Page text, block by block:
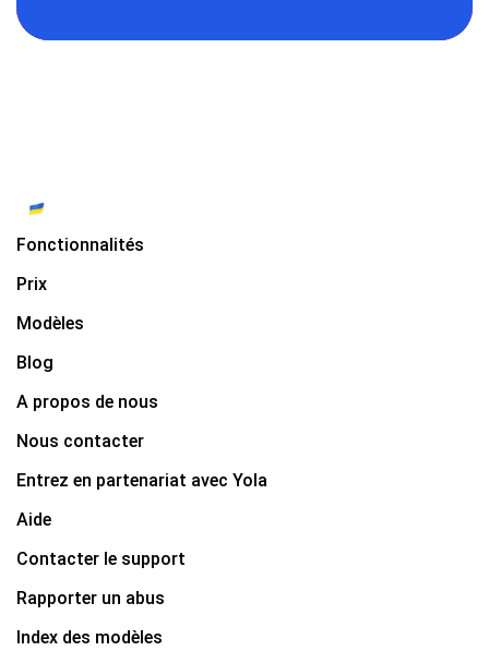
Fonctionnalités
Prix
Modèles
Blog
A propos de nous
Nous contacter
Entrez en partenariat avec Yola
Aide
Contacter le support
Rapporter un abus
Index des modèles